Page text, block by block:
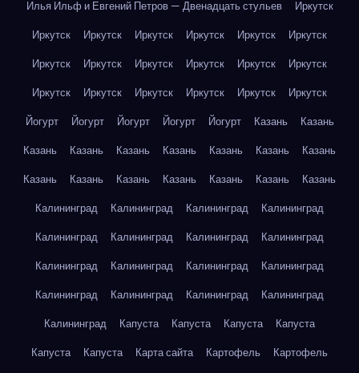
Илья Ильф и Евгений Петров — Двенадцать стульев
Иркутск
Иркутск
Иркутск Иркутск Иркутск Иркутск
Иркутск
Иркутск
Иркутск Иркутск Иркутск Иркутск
Иркутск
Иркутск
Иркутск Иркутск Иркутск Иркутск
Иркутск
Йогурт
Йогурт Йогурт Йогурт Йогурт Казань
Казань
Казань
Казань Казань Казань Казань Казань
Казань
Казань
Казань Казань Казань Казань Казань
Казань
Калининград
Калининград Калининград
Калининград
Калининград
Калининград Калининград
Калининград
Калининград
Калининград Калининград
Калининград
Калининград
Калининград Калининград
Калининград
Калининград
Капуста Капуста Капуста
Капуста
Капуста
Капуста Карта сайта Картофель
Картофель